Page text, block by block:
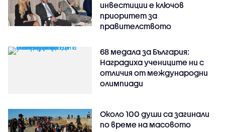
инвестиции е ключов
приоритет за
правителството
68 медала за България:
Наградиха учениците ни с
отличия от международни
олимпиади
Около 100 души са загинали
по време на масовото